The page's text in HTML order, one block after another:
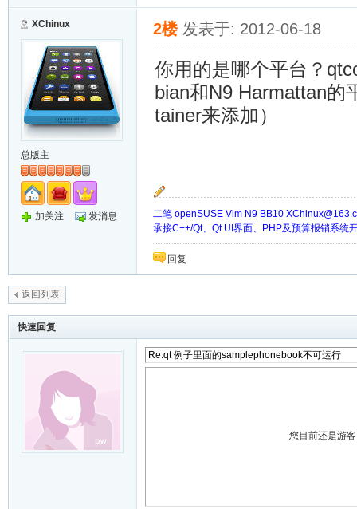
XChinux
总版主
加关注 发消息
2楼 发表于: 2012-06-18
你用的是哪个平台？
bian和N9 Harmattan的
tainer来添加）
二笔 openSUSE Vim N9 BB10
承接C++/Qt、Qt UI界面、PHP及预算报销系统
回复
返回列表
快速回复
您目前还是游